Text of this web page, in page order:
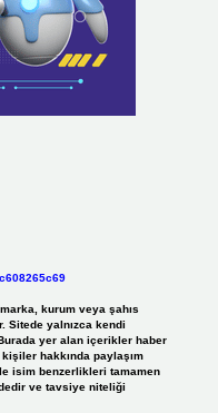
kurum veya şahıs
Sitede yalnızca kendi
Burada yer alan içerikler haber
hakkında paylaşım
isim benzerlikleri tamamen
ve tavsiye niteliği